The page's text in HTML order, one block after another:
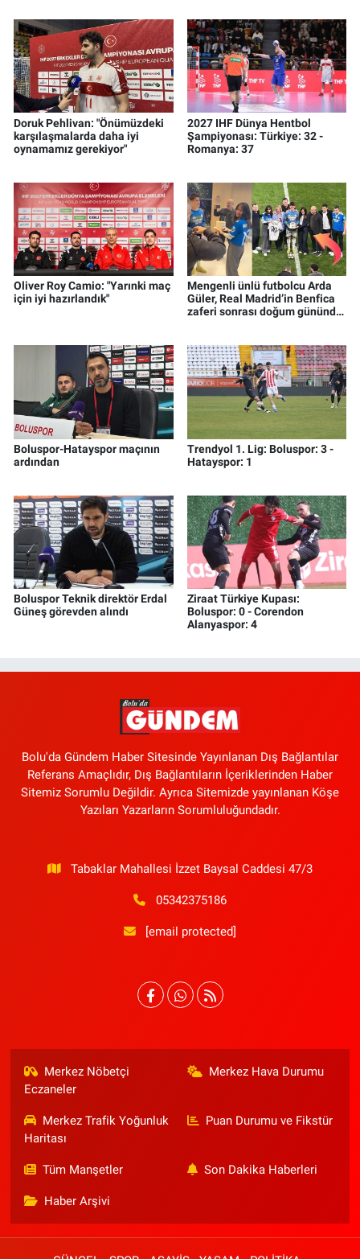
Doruk Pehlivan: "Önümüzdeki
karşılaşmalarda daha iyi
oynamamız gerekiyor"
2027 IHF Dünya Hentbol
Şampiyonası: Türkiye: 32 -
Romanya: 37
Oliver Roy Camio: "Yarınki maç
için iyi hazırlandık"
Mengenli ünlü futbolcu Arda
Güler, Real Madrid’in Benfica
zaferi sonrası doğum gününde
Boluspor-Hatayspor maçının
ardından
Trendyol 1. Lig: Boluspor: 3 -
Hatayspor: 1
Boluspor Teknik direktör Erdal
Güneş görevden alındı
Ziraat Türkiye Kupası:
Boluspor: 0 - Corendon
Alanyaspor: 4
Bolu'da Gündem Haber Sitesinde Yayınlanan Dış Bağlantılar
Referans Amaçlıdır, Dış Bağlantıların İçeriklerinden Haber
Sitemiz Sorumlu Değildir. Ayrıca Sitemizde yayınlanan Köşe
Yazıları Yazarların Sorumluluğundadır.
Tabaklar Mahallesi İzzet Baysal Caddesi 47/3
05342375186
[email protected]
Merkez Nöbetçi
Eczaneler
Merkez Hava Durumu
Merkez Trafik Yoğunluk
Haritası
Puan Durumu ve Fikstür
Tüm Manşetler Son Dakika Haberleri
Haber Arşivi